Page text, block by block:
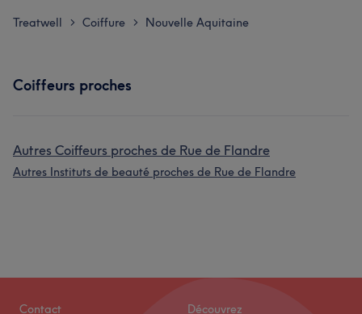
Treatwell > Coiffure > Nouvelle Aquitaine
Coiffeurs proches
Autres Coiffeurs proches de Rue de Flandre
Autres Instituts de beauté proches de Rue de Flandre
Contact Découvrez